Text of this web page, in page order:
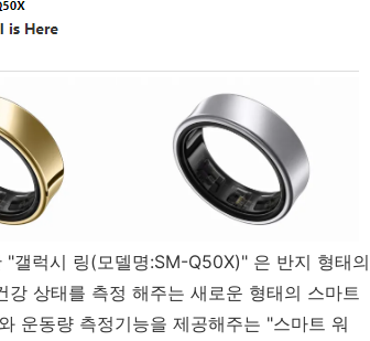
갤럭시 링(모델명:SM-Q50X)" 은 반지 형태의
강 상태를 측정 해주는 새로운 형태의 스마트
운동량 측정기능을 제공해주는 "스마트 워